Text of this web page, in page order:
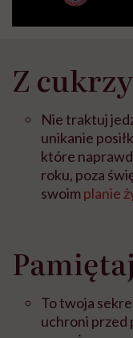
Z
Nie traktuj
unikanie
które
roku, poza
swoimplanie
To twoja
uchroni przed